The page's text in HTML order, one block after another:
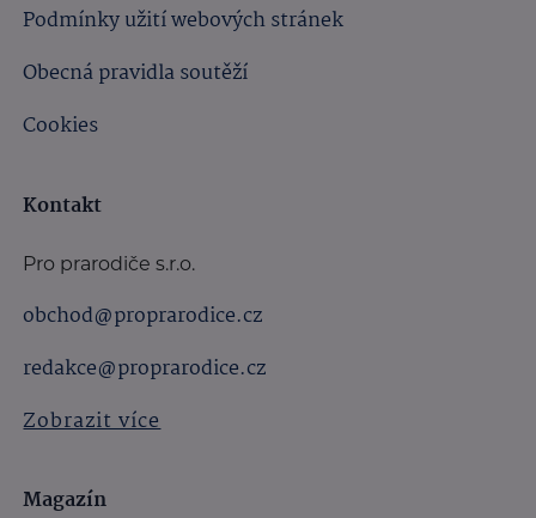
Podmínky užití webových stránek
Obecná pravidla soutěží
Cookies
Kontakt
Pro prarodiče s.r.o.
obchod@proprarodice.cz
redakce@proprarodice.cz
Zobrazit více
Magazín